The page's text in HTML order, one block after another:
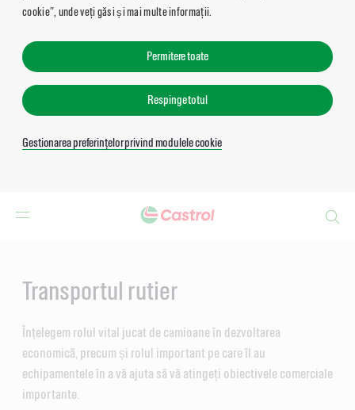
cookie”, unde veți găsi și mai multe informații.
Permitere toate
Respinge totul
Gestionarea preferințelor privind modulele cookie
Transportul rutier
Înțelegem rolul vital jucat de camioane în dezvoltarea
economică, precum și rolul important pe care îl au
echipamentele în a vă ajuta să vă atingeți obiectivele comerciale
importante.